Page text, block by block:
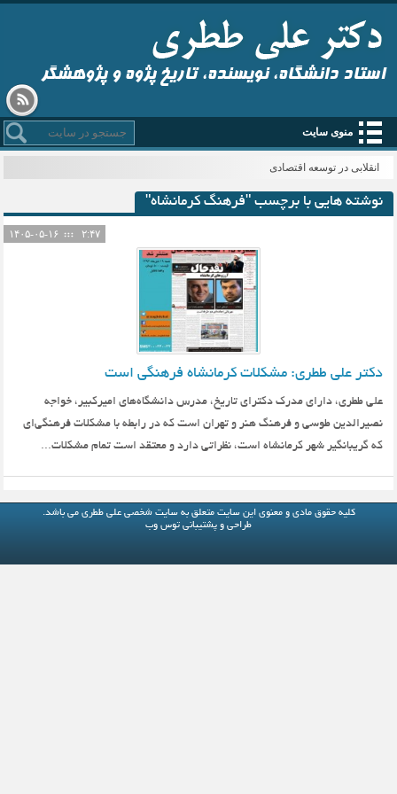
استاد دانشگاه، نویسنده، تاریخ پژوه و پژوهشگر
منوی سایت
انقلابی در توسعه اقتصادی
نوشته هایی با برچسب "فرهنگ کرمانشاه"
۲:۴۷
دکتر علی ططری: مشکلات کرمانشاه فرهنگی است
علی ططری، دارای مدرک دکترای تاریخ، مدرس‌ دانشگاه‌های اميركبير، خواجه
نصیر‌الدین طوسی و فرهنگ هنر و تهران است كه در رابطه با مشكلات فرهنگي‌اي
كه گريبانگير شهر كرمانشاه است، نظراتي دارد و معتقد است تمام مشكلات...
کلیه حقوق مادی و معنوی این سایت متعلق بهسایت شخصی علی ططری می باشد.
طراحی و پشتیبانی توس وب